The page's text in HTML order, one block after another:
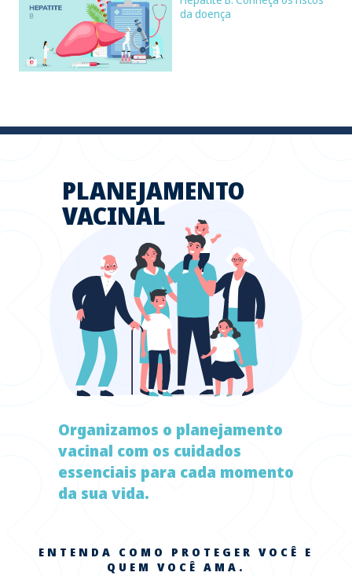
da doença
PLANEJAMENTO
VACINAL
Organizamos o planejamento
vacinal com os cuidados
essenciais para cada momento
da sua vida.
ENTENDA COMO PROTEGER VOCÊ E
QUEM VOCÊ AMA.